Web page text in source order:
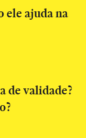
ele ajuda na
de validade?